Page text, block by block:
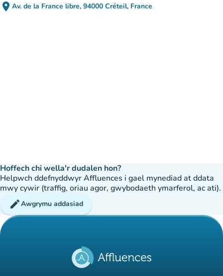
place Av. de la France libre, 94000 Créteil, France
(agor yn Google Maps)
(tab newydd)
Hoffech chi wella'r dudalen hon?
Helpwch ddefnyddwyr Affluences i gael mynediad at ddata
mwy cywir (traffig, oriau agor, gwybodaeth ymarferol, ac ati).
editAwgrymu addasiad